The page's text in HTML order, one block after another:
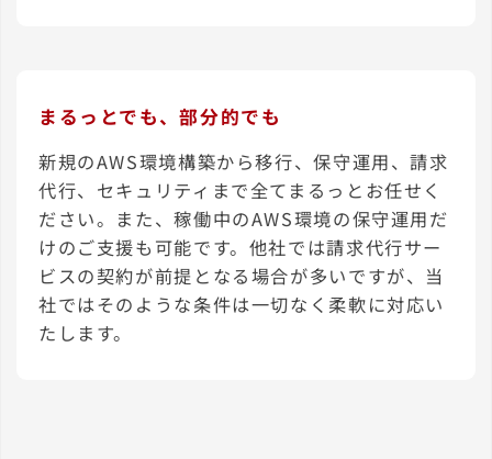
まるっとでも、部分的でも
新規のAWS環境構築から移行、保守運用、請求
代行、セキュリティまで全てまるっとお任せく
ださい。また、稼働中のAWS環境の保守運用だ
けのご支援も可能です。他社では請求代行サー
ビスの契約が前提となる場合が多いですが、当
社ではそのような条件は一切なく柔軟に対応い
たします。